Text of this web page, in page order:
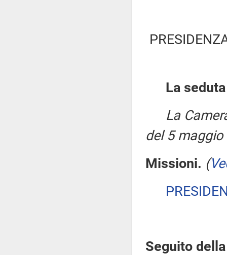
La
La
del 5 maggio
Missioni. (
Seguito